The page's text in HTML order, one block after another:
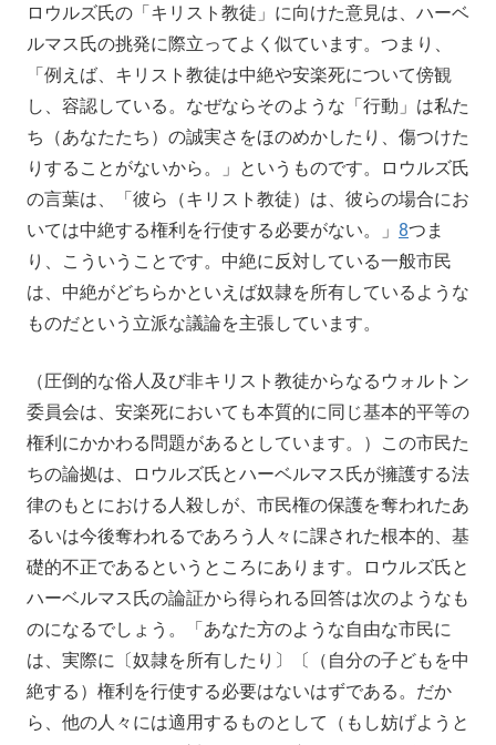
ロウルズ氏の「キリスト教徒」に向けた意見は、ハーベ
ルマス氏の挑発に際立ってよく似ています。つまり、
「例えば、キリスト教徒は中絶や安楽死について傍観
し、容認している。なぜならそのような「行動」は私た
ち（あなたたち）の誠実さをほのめかしたり、傷つけた
りすることがないから。」というものです。ロウルズ氏
の言葉は、「彼ら（キリスト教徒）は、彼らの場合にお
いては中絶する権利を行使する必要がない。」 8つま
り、こういうことです。中絶に反対している一般市民
は、中絶がどちらかといえば奴隷を所有しているような
ものだという立派な議論を主張しています。
（圧倒的な俗人及び非キリスト教徒からなるウォルトン
委員会は、安楽死においても本質的に同じ基本的平等の
権利にかかわる問題があるとしています。）この市民た
ちの論拠は、ロウルズ氏とハーベルマス氏が擁護する法
律のもとにおける人殺しが、市民権の保護を奪われたあ
るいは今後奪われるであろう人々に課された根本的、基
礎的不正であるというところにあります。ロウルズ氏と
ハーベルマス氏の論証から得られる回答は次のようなも
のになるでしょう。「あなた方のような自由な市民に
は、実際に〔奴隷を所有したり〕〔（自分の子どもを中
絶する）権利を行使する必要はないはずである。だか
ら、他の人々には適用するものとして（もし妨げようと